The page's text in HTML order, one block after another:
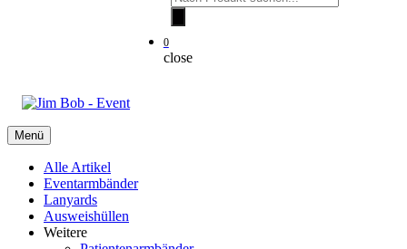
0
close
Menü
Alle Artikel
Eventarmbänder
Lanyards
Ausweishüllen
Weitere